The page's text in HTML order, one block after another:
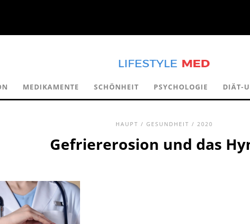
MEDIKAMENTE SCHÖNHEIT PSYCHOLOGIE DIÄT-
HAUPT / GESUNDHEIT / 2020
Gefriererosion und das